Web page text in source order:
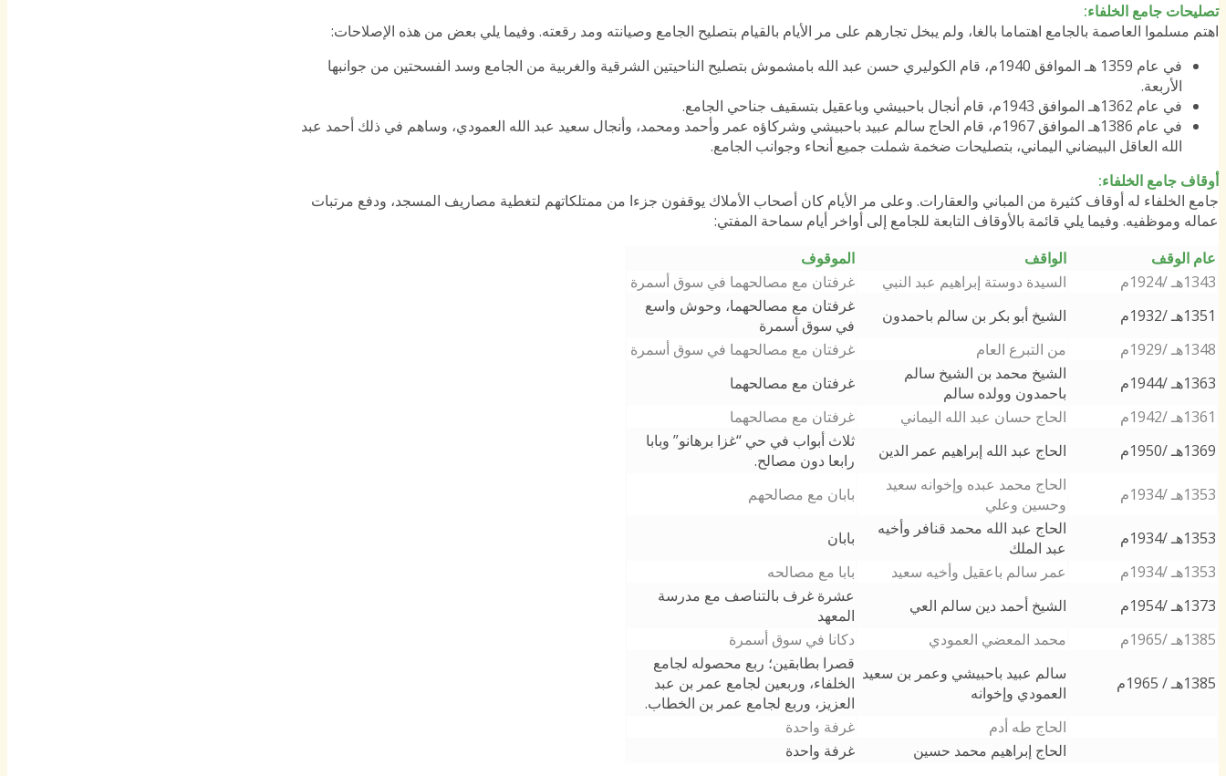
تصليحات جامع الخلفاء:
اهتم مسلموا العاصمة بالجامع اهتماما بالغا، ولم يبخل تجارهم على مر الأيام بالقيام بتصليح الجامع وصيانته ومد رقعته. وفيما يلي بعض من هذه الإصلاحات:
في عام 1359 هـ الموافق 1940م، قام الكوليري حسن عبد الله بامشموش بتصليح الناحيتين الشرقية والغربية من الجامع وسد الفسحتين من جوانبها
الأربعة.
في عام 1362هـ الموافق 1943م، قام أنجال باحبيشي وباعقيل بتسقيف جناحي الجامع.
في عام 1386هـ الموافق 1967م، قام الحاج سالم عبيد باحبيشي وشركاؤه عمر وأحمد ومحمد، وأنجال سعيد عبد الله العمودي، وساهم في ذلك أحمد عبد
الله العاقل البيضاني اليماني، بتصليحات ضخمة شملت جميع أنحاء وجوانب الجامع.
أوقاف جامع الخلفاء:
جامع الخلفاء له أوقاف كثيرة من المباني والعقارات. وعلى مر الأيام كان أصحاب الأملاك يوقفون جزءا من ممتلكاتهم لتغطية مصاريف المسجد، ودفع مرتبات
عماله وموظفيه. وفيما يلي قائمة بالأوقاف التابعة للجامع إلى أواخر أيام سماحة المفتي:
عام الوقف
الواقف
الموقوف
1343هـ /1924م
السيدة دوستة إبراهيم عبد النبي
غرفتان مع مصالحهما في سوق أسمرة
1351هـ /1932م
الشيخ أبو بكر بن سالم باحمدون
غرفتان مع مصالحهما، وحوش واسع
في سوق أسمرة
1348هـ /1929م
من التبرع العام
غرفتان مع مصالحهما في سوق أسمرة
1363هـ /1944م
الشيخ محمد بن الشيخ سالم
باحمدون وولده سالم
غرفتان مع مصالحهما
1361هـ /1942م
الحاج حسان عبد الله اليماني
غرفتان مع مصالحهما
1369هـ /1950م
الحاج عبد الله إبراهيم عمر الدين
ثلاث أبواب في حي “غزا برهانو” وبابا
رابعا دون مصالح.
1353هـ /1934م
الحاج محمد عبده وإخوانه سعيد
وحسين وعلي
بابان مع مصالحهم
1353هـ /1934م
الحاج عبد الله محمد قنافر وأخيه
عبد الملك
بابان
1353هـ /1934م
عمر سالم باعقيل وأخيه سعيد
بابا مع مصالحه
1373هـ /1954م
الشيخ أحمد دين سالم العي
عشرة غرف بالتناصف مع مدرسة
المعهد
1385هـ /1965م
محمد المعضي العمودي دكانا في سوق أسمرة
1385هـ / 1965م
سالم عبيد باحبيشي وعمر بن سعيد
العمودي وإخوانه
قصرا بطابقين؛ ربع محصوله لجامع
الخلفاء، وربعين لجامع عمر بن عبد
العزيز، وربع لجامع عمر بن الخطاب.
الحاج طه أدم
غرفة واحدة
الحاج إبراهيم محمد حسين
غرفة واحدة